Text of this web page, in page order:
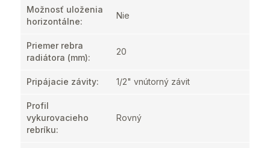
Možnosť uloženia
horizontálne:
Nie
Priemer rebra
radiátora (mm):
20
Pripájacie závity: 1/2" vnútorný závit
Profil
vykurovacieho
rebríku:
Rovný